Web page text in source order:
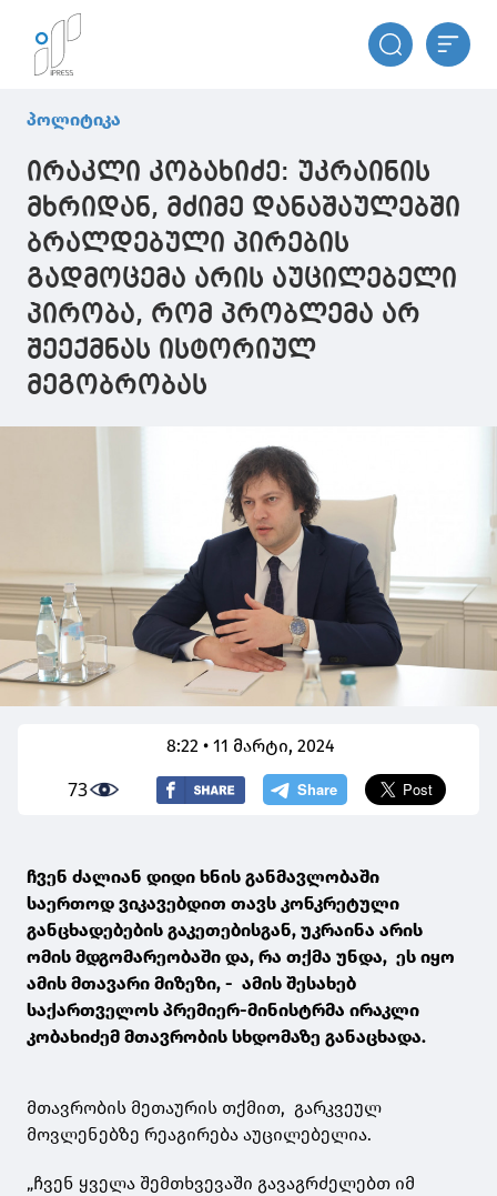
პოლიტიკა
ირაკლი კობახიძე: უკრაინის
მხრიდან, მძიმე დანაშაულებში
ბრალდებული პირების
გადმოცემა არის აუცილებელი
პირობა, რომ პრობლემა არ
შეექმნას ისტორიულ
მეგობრობას
8:22 • 11 მარტი, 2024
73
ჩვენ ძალიან დიდი ხნის განმავლობაში
საერთოდ ვიკავებდით თავს კონკრეტული
განცხადებების გაკეთებისგან, უკრაინა არის
ომის მდგომარეობაში და, რა თქმა უნდა, ეს იყო
ამის მთავარი მიზეზი, - ამის შესახებ
საქართველოს პრემიერ-მინისტრმა ირაკლი
კობახიძემ მთავრობის სხდომაზე განაცხადა.
მთავრობის მეთაურის თქმით, გარკვეულ
მოვლენებზე რეაგირება აუცილებელია.
„ჩვენ ყველა შემთხვევაში გავაგრძელებთ იმ